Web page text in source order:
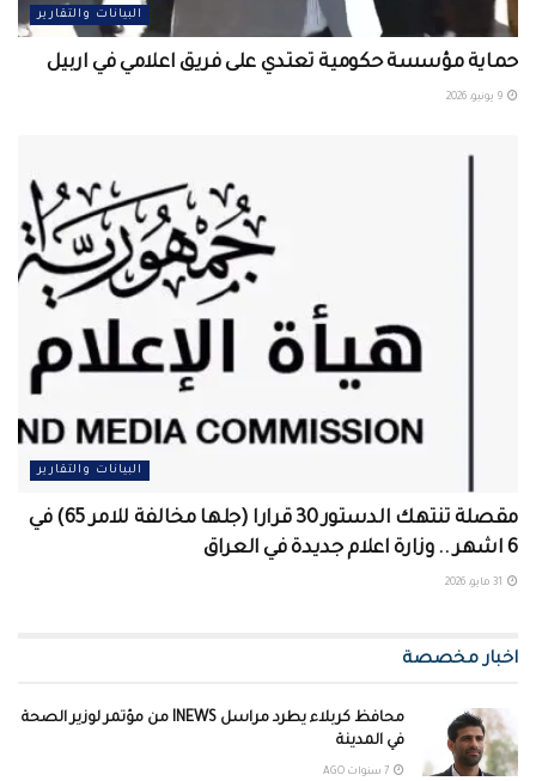
البيانات والتقارير
حماية مؤسسة حكومية تعتدي على فريق اعلامي في اربيل ‏
البيانات والتقارير
مقصلة تنتهك الدستور 30 قرارا (جلها مخالفة للامر 65) في
6 اشهر .. وزارة اعلام جديدة في العراق
اخبار مخصصة
محافظ كربلاء يطرد مراسل INEWS من مؤتمر لوزير الصحة
في المدينة